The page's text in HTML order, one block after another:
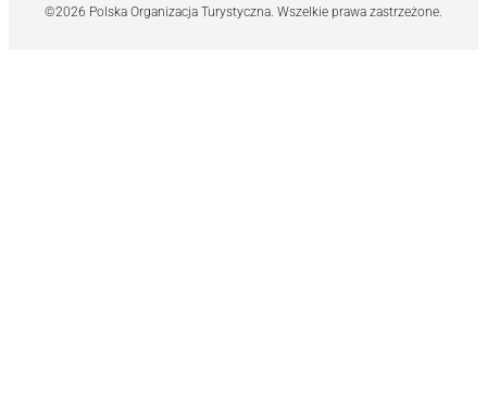
©2026 Polska Organizacja Turystyczna. Wszelkie prawa zastrzeżone.